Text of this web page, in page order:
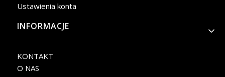
Ustawienia konta
INFORMACJE
KONTAKT
O NAS